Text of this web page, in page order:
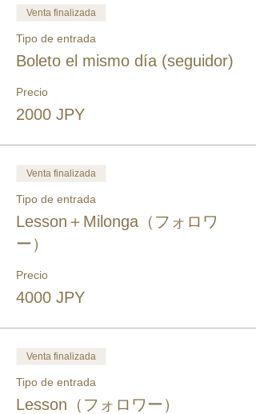
Venta finalizada
Tipo de entrada
Boleto el mismo día (seguidor)
Precio
2000 JPY
Venta finalizada
Tipo de entrada
Lesson＋Milonga（フォロワ
ー）
Precio
4000 JPY
Venta finalizada
Tipo de entrada
Lesson（フォロワー）